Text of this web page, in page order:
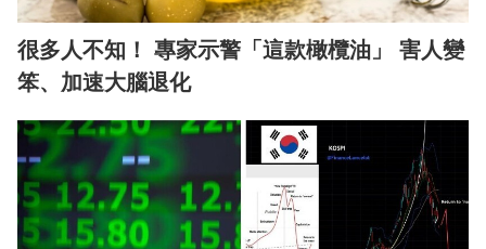
很多人不知！ 專家示警「這款橄欖油」 害人變
笨、加速大腦退化